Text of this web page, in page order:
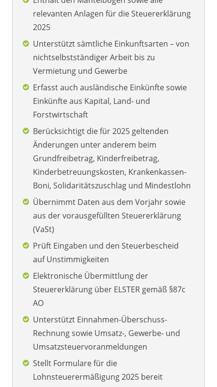
relevanten Anlagen für die Steuererklärung
2025
Unterstützt sämtliche Einkunftsarten – von
nichtselbstständiger Arbeit bis zu
Vermietung und Gewerbe
Erfasst auch ausländische Einkünfte sowie
Einkünfte aus Kapital, Land- und
Forstwirtschaft
Berücksichtigt die für 2025 geltenden
Änderungen unter anderem beim
Grundfreibetrag, Kinderfreibetrag,
Kinderbetreuungskosten, Krankenkassen-
Boni, Solidaritätszuschlag und Mindestlohn
Übernimmt Daten aus dem Vorjahr sowie
aus der vorausgefüllten Steuererklärung
(VaSt)
Prüft Eingaben und den Steuerbescheid
auf Unstimmigkeiten
Elektronische Übermittlung der
Steuererklärung über ELSTER gemäß §87c
AO
Unterstützt Einnahmen-Überschuss-
Rechnung sowie Umsatz-, Gewerbe- und
Umsatzsteuervoranmeldungen
Stellt Formulare für die
Lohnsteuerermäßigung 2025 bereit